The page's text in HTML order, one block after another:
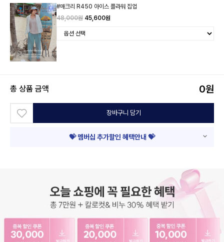
#매크리 R450 아이스 플라워 집업
48,000원 45,600원
총 상품 금액 0원
장바구니 담기
💝 멤버십 추가할인 혜택안내 💝